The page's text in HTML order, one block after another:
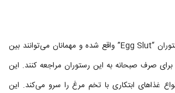
در طبقه اول این هتل رستوران “Egg Slut” واقع شده و مهمانان می‌توانند بین
صبح تا ۱۰ صبح برای صرف صبحانه به این رستوران مراجعه کنند. این
غذاهای ابتکاری با تخم مرغ را سرو می‌کند. این